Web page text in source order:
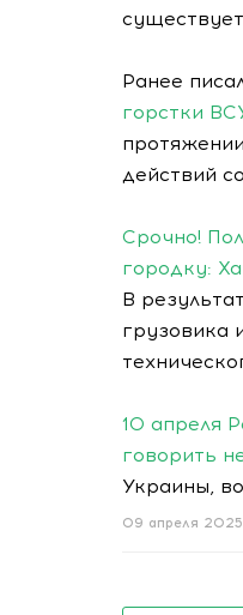
Ранее
горстки
действий
Срочно!
городку:
В
грузовика
10 апреля
говорить
Украины,
09 апреля 2025